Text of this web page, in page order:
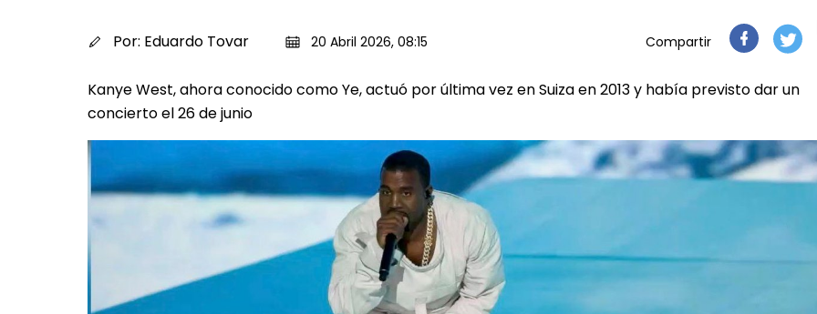
Por: Eduardo Tovar 20 Abril 2026, 08:15 Compartir
Kanye West, ahora conocido como Ye, actuó por última vez en Suiza en 2013 y había previsto dar un
concierto el 26 de junio